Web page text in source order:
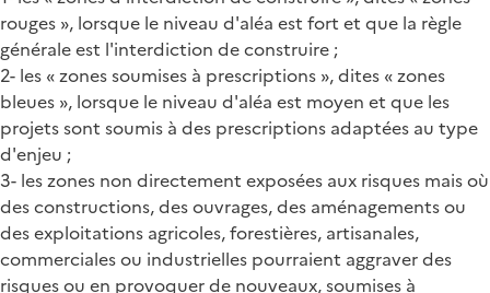
rouges », lorsque le niveau d'aléa est fort et que la règle
générale est l'interdiction de construire ;
2- les « zones soumises à prescriptions », dites « zones
bleues », lorsque le niveau d'aléa est moyen et que les
projets sont soumis à des prescriptions adaptées au type
d'enjeu ;
3- les zones non directement exposées aux risques mais où
des constructions, des ouvrages, des aménagements ou
des exploitations agricoles, forestières, artisanales,
commerciales ou industrielles pourraient aggraver des
risques ou en provoquer de nouveaux, soumises à